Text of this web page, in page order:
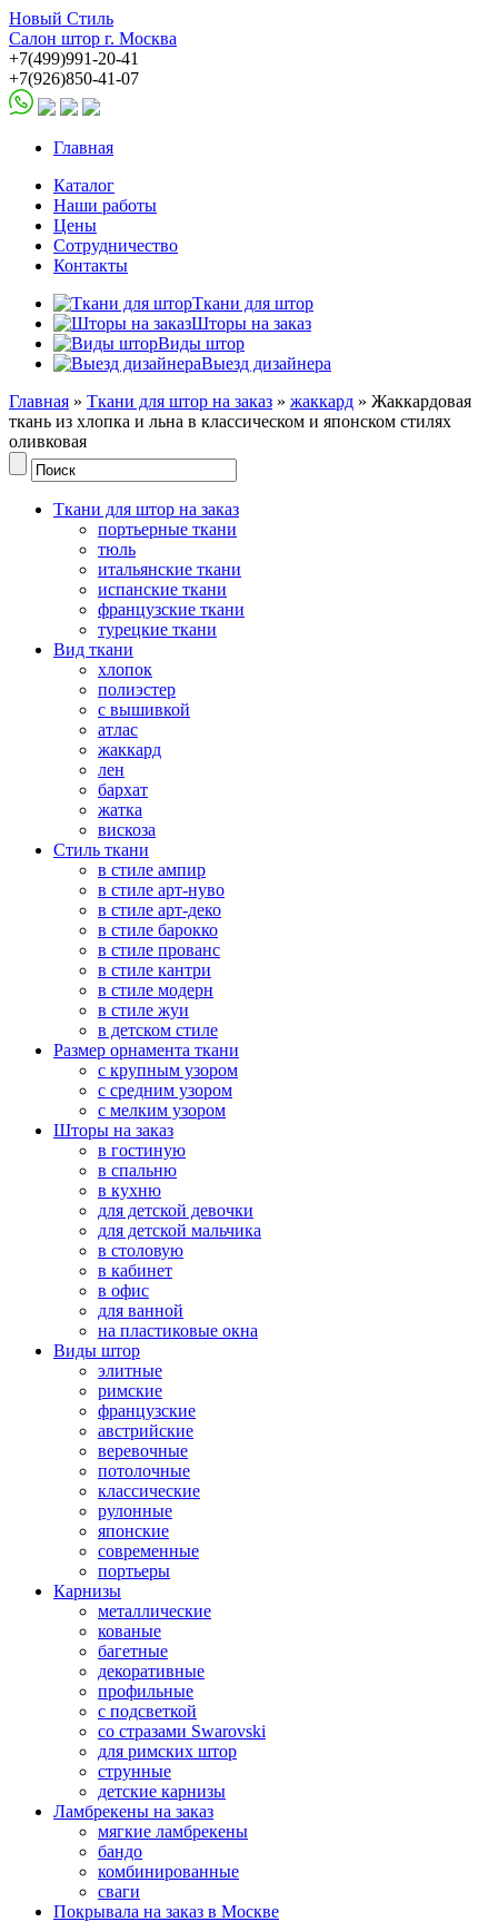
Новый Стиль
Салон штор г. Москва
+7(499)991-20-41
+7(926)850-41-07
Главная
Каталог
Наши работы
Цены
Сотрудничество
Контакты
Ткани для штор
Шторы на заказ
Виды штор
Выезд дизайнера
Главная » Ткани для штор на заказ » жаккард » Жаккардовая
ткань из хлопка и льна в классическом и японском стилях
оливковая
Ткани для штор на заказ
портьерные ткани
тюль
итальянские ткани
испанские ткани
французские ткани
турецкие ткани
Вид ткани
хлопок
полиэстер
с вышивкой
атлас
жаккард
лен
бархат
жатка
вискоза
Стиль ткани
в стиле ампир
в стиле арт-нуво
в стиле арт-деко
в стиле барокко
в стиле прованс
в стиле кантри
в стиле модерн
в стиле жуи
в детском стиле
Размер орнамента ткани
с крупным узором
с средним узором
с мелким узором
Шторы на заказ
в гостиную
в спальню
в кухню
для детской девочки
для детской мальчика
в столовую
в кабинет
в офис
для ванной
на пластиковые окна
Виды штор
элитные
римские
французские
австрийские
веревочные
потолочные
классические
рулонные
японские
современные
портьеры
Карнизы
металлические
кованые
багетные
декоративные
профильные
с подсветкой
со стразами Swarovski
для римских штор
струнные
детские карнизы
Ламбрекены на заказ
мягкие ламбрекены
бандо
комбинированные
сваги
Покрывала на заказ в Москве